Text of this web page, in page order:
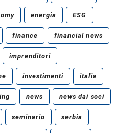
energia ESG
finance financial news
imprenditori
investimenti italia
news news dai soci
seminario serbia